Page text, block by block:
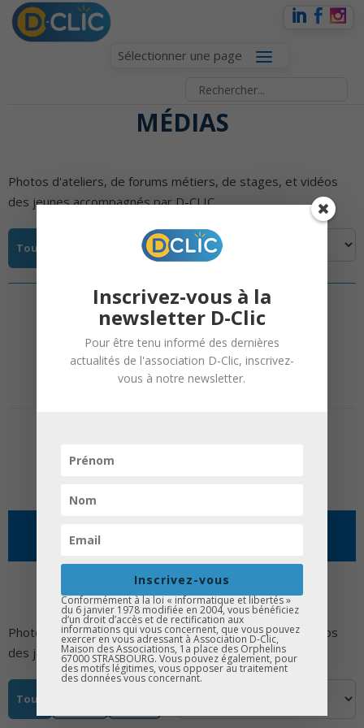
Sélectionner une page
MÉDIAS
Photos d'ateliers, de forums métiers, de stages, et vidéos
des jeunes accompagnés par D-CLIC.
Tous Vidéos
Aucun média pour le moment.
© 2026 Association D-Clic |
Inscrivez-vous à la
newsletter D-Clic
Pour être tenu informé des dernières
actualités de l'association D-Clic, inscrivez-
vous à notre newsletter.
Inscrivez-vous
Conformément à la loi « informatique et libertés »
du 6 janvier 1978 modifiée en 2004, vous bénéficiez
d’un droit d’accès et de rectification aux
informations qui vous concernent, que vous pouvez
exercer en vous adressant à Association D-Clic,
Maison des Associations, 1a place des Orphelins
67000 STRASBOURG. Vous pouvez également, pour
des motifs légitimes, vous opposer au traitement
des données vous concernant.
MÉDIAS
Photos d'ateliers, de forums métiers, de stages, et vidéos
des jeunes accompagnés par D-CLIC.
Tous